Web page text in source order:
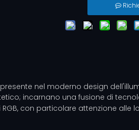
nel moderno design
incarnano una fusione di
con particolare attenzione alle